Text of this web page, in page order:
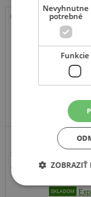
MP62
155
75,65 €
44,50 €
SKLADOM
Nevyhnutne
potrebné
Funkcie
ZOBRAZIŤ